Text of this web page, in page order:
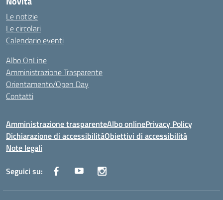
Le notizie
Le circolari
Calendario eventi
Albo OnLine
Amministrazione Trasparente
Orientamento/Open Day
Contatti
Amministrazione trasparenteAlbo onlinePrivacy Policy
Dichiarazione di accessibilitàObiettivi di accessibilità
Note legali
Seguici su: